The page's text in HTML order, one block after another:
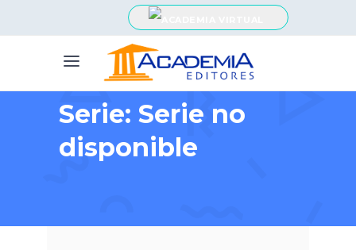
Serie: Serie no
disponible